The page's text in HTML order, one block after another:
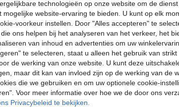
21-delige nagelstrass-set met opraapstift, rode nagelkunstdecoraties, geschikt voor verschillende vormen, 3D-stereodecor, nagelkunstbenodigdheden voor dagelijks gebruik en nagelsalons, nagelcharms
4
50/100/200/500 stuks 3D schedel, kruis, hand, vleermuis, hart, spin, bloem, slang, demon nagelkunstdecoratie Halloween zwarte legering retro Y2K metalen gotische stijl punk nagelstenen DIY-cadeaus voor meisjes geschikt voor kunstnagels, telefoonhoesjes, schoenen, kleding, tassen, nagelbenodigdheden, nagelcharms
4.32€ 4.34€
Veel terugkerende klanten
4
#1
18.91€
technologieën op onze website om de
website-ervaring te bieden. U kunt op elk
voorkeur instellen. Door "Alles accepteren" te
ons helpen bij het analyseren van het verkeer, het
van inhoud en advertenties om uw
te selecteren, staat u alleen het gebruik van strikt
de werking van onze website. U kunt deze
maar dit kan van invloed zijn op de werking van de
die we gebruiken en om uw optionele cookie-
Voor meer informatie over hoe we de door ons
Privacybeleid te bekijken.